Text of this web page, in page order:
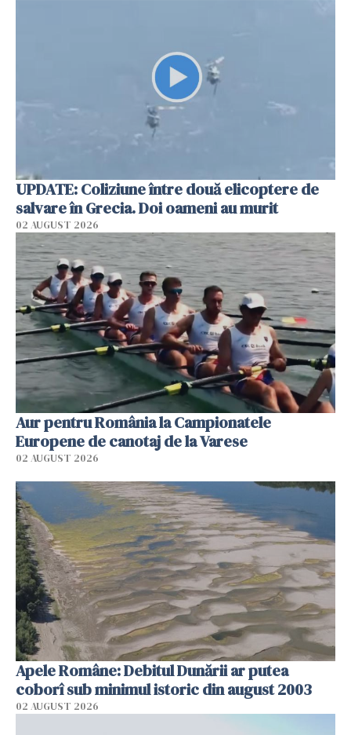
UPDATE: Coliziune între două elicoptere de
salvare în Grecia. Doi oameni au murit
02 AUGUST 2026
Aur pentru România la Campionatele
Europene de canotaj de la Varese
02 AUGUST 2026
Apele Române: Debitul Dunării ar putea
coborî sub minimul istoric din august 2003
02 AUGUST 2026